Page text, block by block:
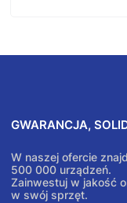
GWARANCJA,
W naszej ofercie
500 000 urządzeń.
Zainwestuj w jakość
w swój sprzęt.